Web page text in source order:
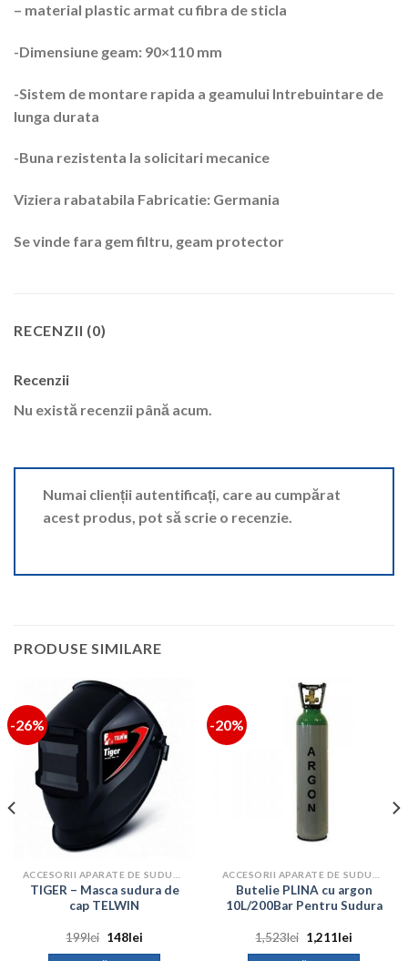
– material plastic armat cu fibra de sticla
-Dimensiune geam: 90×110 mm
-Sistem de montare rapida a geamului Intrebuintare de
lunga durata
-Buna rezistenta la solicitari mecanice
Viziera rabatabila Fabricatie: Germania
Se vinde fara gem filtru, geam protector
RECENZII (0)
Recenzii
Nu există recenzii până acum.
Numai clienții autentificați, care au cumpărat
acest produs, pot să scrie o recenzie.
PRODUSE SIMILARE
-26%
TIGER – Masca sudura de
cap TELWIN
199lei Prețul
148leiPrețul
-20%
Butelie PLINA cu argon
10L/200Bar Pentru Sudura
1,523lei Prețul
inițial
1,211leiPrețul